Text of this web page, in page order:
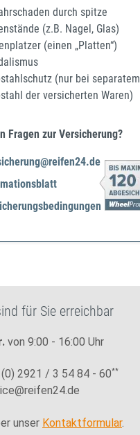
durch spitze
(z.B. Nagel, Glas)
(einen „Platten“)
(nur bei separatem
der versicherten Waren)
Fragen zur Versicherung?
für Sie erreichbar
von 9:00 - 16:00 Uhr
2921 / 3 54 84 - 60**
unser Kontaktformular.